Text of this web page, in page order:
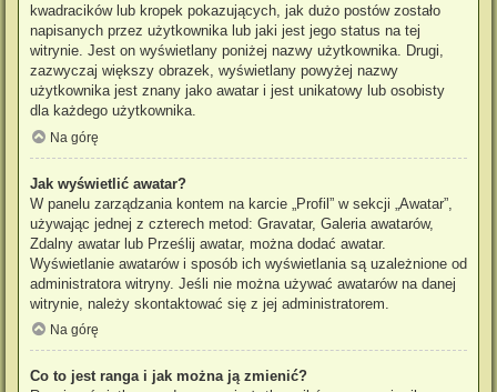
kwadracików lub kropek pokazujących, jak dużo postów zostało
napisanych przez użytkownika lub jaki jest jego status na tej
witrynie. Jest on wyświetlany poniżej nazwy użytkownika. Drugi,
zazwyczaj większy obrazek, wyświetlany powyżej nazwy
użytkownika jest znany jako awatar i jest unikatowy lub osobisty
dla każdego użytkownika.
Na górę
Jak wyświetlić awatar?
W panelu zarządzania kontem na karcie „Profil” w sekcji „Awatar”,
używając jednej z czterech metod: Gravatar, Galeria awatarów,
Zdalny awatar lub Prześlij awatar, można dodać awatar.
Wyświetlanie awatarów i sposób ich wyświetlania są uzależnione od
administratora witryny. Jeśli nie można używać awatarów na danej
witrynie, należy skontaktować się z jej administratorem.
Na górę
Co to jest ranga i jak można ją zmienić?